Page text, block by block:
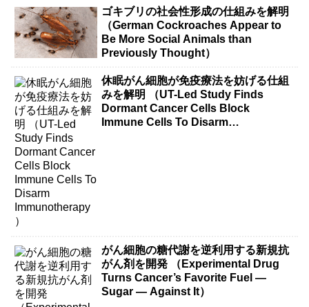
ゴキブリの社会性形成の仕組みを解明
（German Cockroaches Appear to
Be More Social Animals than
Previously Thought）
休眠がん細胞が免疫療法を妨げる仕組
みを解明 （UT-Led Study Finds
Dormant Cancer Cells Block
Immune Cells To Disarm
がん細胞の糖代謝を逆利用する新規抗
がん剤を開発 （Experimental Drug
Turns Cancer’s Favorite Fuel —
Sugar — Against It）